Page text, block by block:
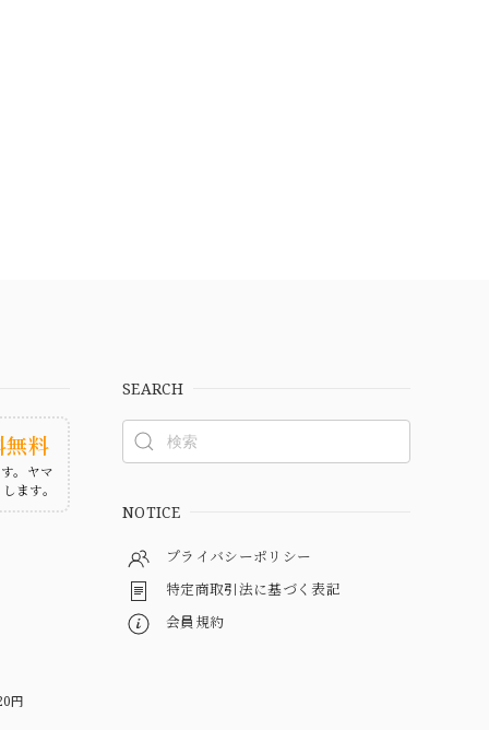
無料
。ヤマ
ます。
円
SEARCH
NOTICE
プライバシーポリシー
特定商取引法に基づく表記
会員規約